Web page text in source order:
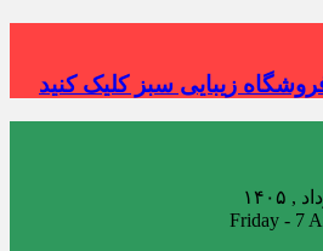
زیبایی سبز کلیک کنید